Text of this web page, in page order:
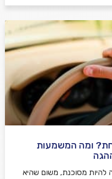
ומה המשמעות
להיות מסוכנת, משום שהיא